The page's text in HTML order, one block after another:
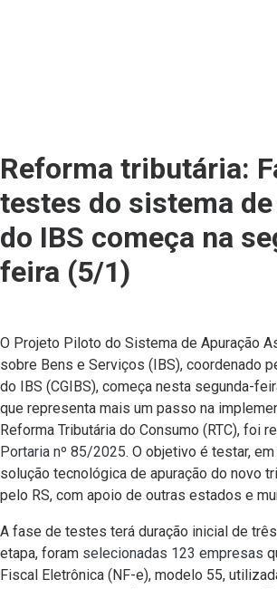
Reforma tributária:
testes do sistema
do IBS começa na
feira (5/1)
O Projeto Piloto do Sistema de Apuração
sobre Bens e Serviços (IBS), coordenado
do IBS (CGIBS), começa nesta segunda-
que representa mais um passo na
Reforma Tributária do Consumo (RTC), foi
Portaria nº 85/2025. O objetivo é testar,
solução tecnológica de apuração do novo
pelo RS, com apoio de outras estados e
A fase de testes terá duração inicial de
etapa, foram selecionadas 123 empresas
Fiscal Eletrônica (NF-e), modelo 55,